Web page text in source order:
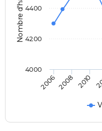
20062008 2010
4200
4400
4000